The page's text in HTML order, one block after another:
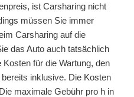
ist Carsharing nicht
müssen Sie immer
Carsharing auf die
das Auto auch tatsächlich
Kosten für die Wartung, den
inklusive. Die Kosten
maximale Gebühr pro h in